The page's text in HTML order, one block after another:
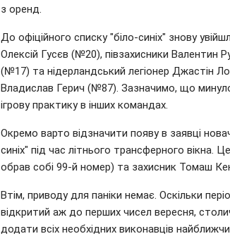
з оренд.
До офіційного списку "біло-синіх" знову
Олексій Гусєв (№20), півзахисники Валентин
(№17) та нідерландський легіонер Джастін
Владислав Герич (№87). Зазначимо, що
ігрову практику в інших командах.
Окремо варто відзначити появу в заявці
синіх" під час літнього трансферного вікна.
обрав собі 99-й номер) та захисник Томаш
Втім, приводу для паніки немає. Оскільки
відкритий аж до перших чисел вересня,
додати всіх необхідних виконавців